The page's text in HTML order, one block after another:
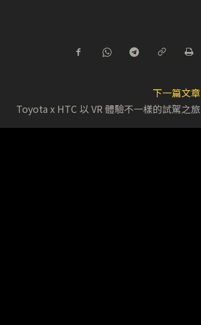
下一篇文章
Toyota x HTC 以 VR 體驗不一樣的試駕之旅